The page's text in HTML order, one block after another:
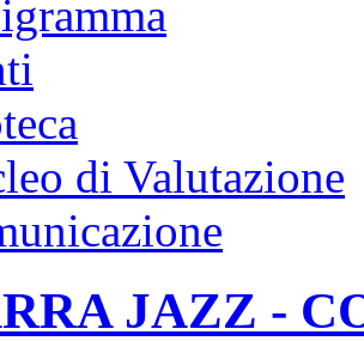
di Valutazione
JAZZ -